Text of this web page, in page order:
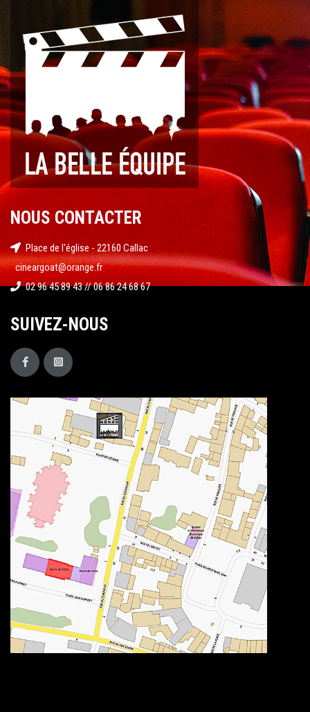
NOUS CONTACTER
Place de l'église - 22160 Callac
cineargoat@orange.fr
02 96 45 89 43 // 06 86 24 68 67
SUIVEZ-NOUS